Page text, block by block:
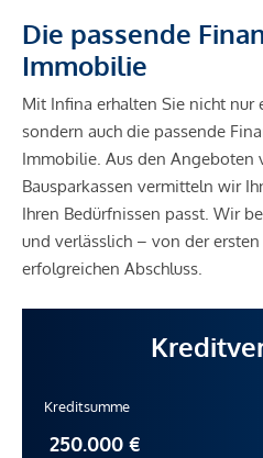
Die passende
Immobilie
Mit Infina erhalten Sie nicht nur
sondern auch die passende
Immobilie. Aus den Angeboten
Bausparkassen vermitteln wir
Ihren Bedürfnissen passt. Wir
und verlässlich – von der
erfolgreichen Abschluss.
Kreditsumme